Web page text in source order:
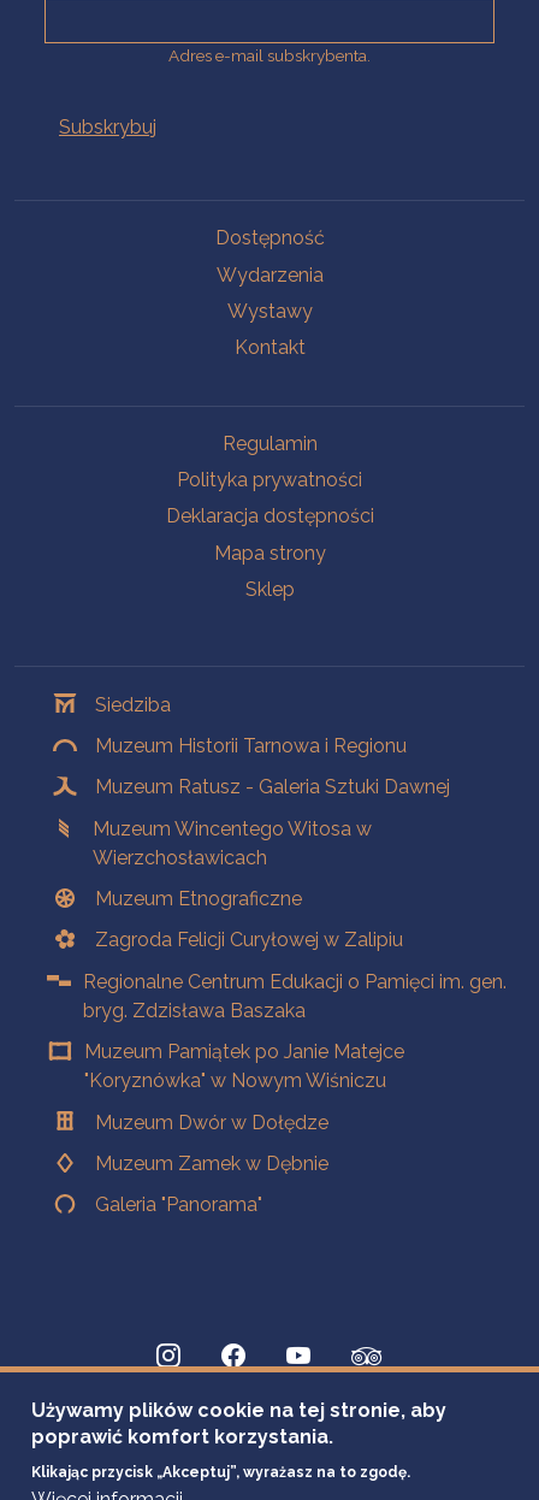
Adres e-mail subskrybenta.
Dostępność
Wydarzenia
Wystawy
Kontakt
Regulamin
Polityka prywatności
Deklaracja dostępności
Mapa strony
Sklep
Siedziba
Muzeum Historii Tarnowa i Regionu
Muzeum Ratusz - Galeria Sztuki Dawnej
Muzeum Wincentego Witosa w
Wierzchosławicach
Muzeum Etnograficzne
Zagroda Felicji Curyłowej w Zalipiu
Regionalne Centrum Edukacji o Pamięci im. gen.
bryg. Zdzisława Baszaka
Muzeum Pamiątek po Janie Matejce
"Koryznówka" w Nowym Wiśniczu
Muzeum Dwór w Dołędze
Muzeum Zamek w Dębnie
Galeria "Panorama"
Używamy plików cookie na tej stronie, aby
poprawić komfort korzystania.
Klikając przycisk „Akceptuj”, wyrażasz na to zgodę.